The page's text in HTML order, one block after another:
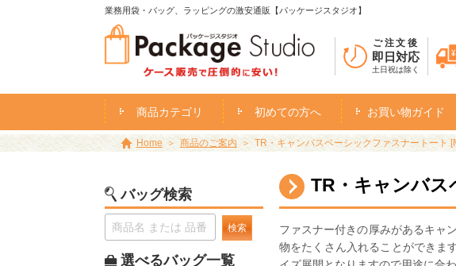
業務用袋・バッグ、ラッピングの激安通販【パッケージスタジオ】
ご注文後
即日対応
土日祝は除く
商品カテゴリ 初めての方へ お買い物ガイド
Home 商品のご案内 TR・キャンバスベーシックファスナートート
TR・キャンバス
ファスナー付きの厚みがあるキャ
物をたくさん入れることができま
バッグ検索
検索
選べるバッグ一覧